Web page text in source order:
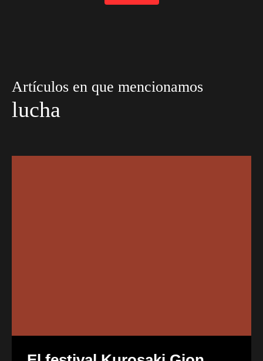
Artículos en que mencionamos
lucha